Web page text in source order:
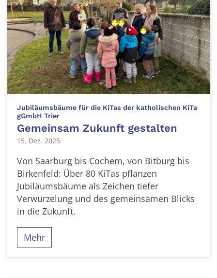
Jubiläumsbäume für die KiTas der katholischen KiTa
gGmbH Trier:
Gemeinsam Zukunft gestalten
15. Dez. 2025
Von Saarburg bis Cochem, von Bitburg bis
Birkenfeld: Über 80 KiTas pflanzen
Jubiläumsbäume als Zeichen tiefer
Verwurzelung und des gemeinsamen Blicks
in die Zukunft.
Mehr